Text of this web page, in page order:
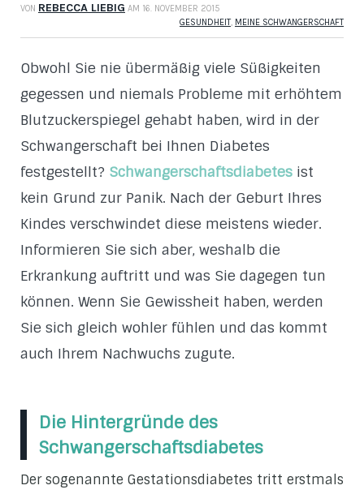
VON REBECCA LIEBIG AM 16. NOVEMBER 2015
GESUNDHEIT, MEINE SCHWANGERSCHAFT
Obwohl Sie nie übermäßig viele Süßigkeiten
gegessen und niemals Probleme mit erhöhtem
Blutzuckerspiegel gehabt haben, wird in der
Schwangerschaft bei Ihnen Diabetes
festgestellt? Schwangerschaftsdiabetes ist
kein Grund zur Panik. Nach der Geburt Ihres
Kindes verschwindet diese meistens wieder.
Informieren Sie sich aber, weshalb die
Erkrankung auftritt und was Sie dagegen tun
können. Wenn Sie Gewissheit haben, werden
Sie sich gleich wohler fühlen und das kommt
auch Ihrem Nachwuchs zugute.
Die Hintergründe des
Schwangerschaftsdiabetes
Der sogenannte Gestationsdiabetes tritt erstmals